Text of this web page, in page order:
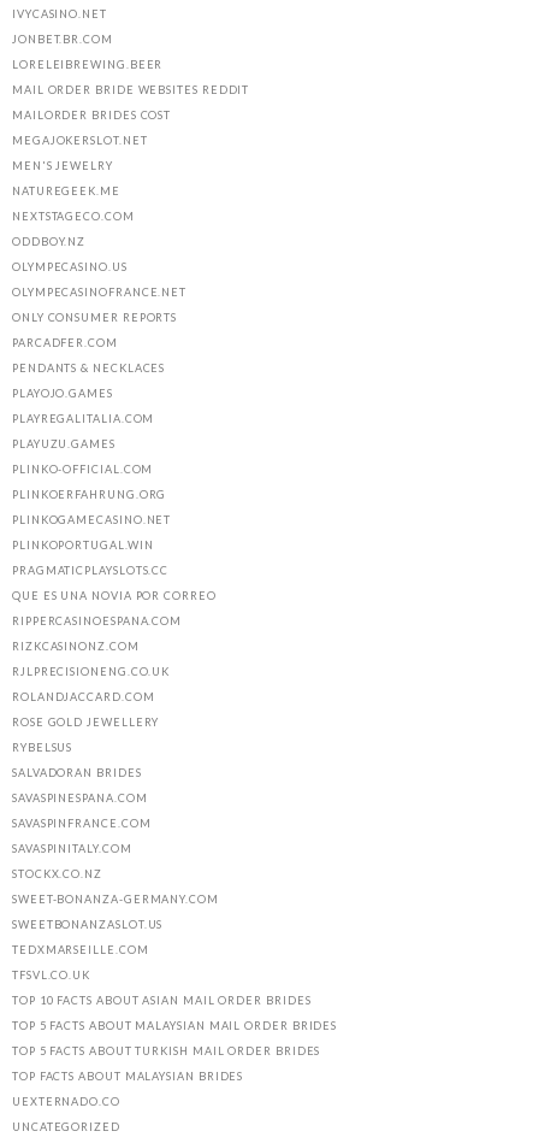
IVYCASINO.NET
JONBET.BR.COM
LORELEIBREWING.BEER
MAIL ORDER BRIDE WEBSITES REDDIT
MAILORDER BRIDES COST
MEGAJOKERSLOT.NET
MEN'S JEWELRY
NATUREGEEK.ME
NEXTSTAGECO.COM
ODDBOY.NZ
OLYMPECASINO.US
OLYMPECASINOFRANCE.NET
ONLY CONSUMER REPORTS
PARCADFER.COM
PENDANTS & NECKLACES
PLAYOJO.GAMES
PLAYREGALITALIA.COM
PLAYUZU.GAMES
PLINKO-OFFICIAL.COM
PLINKOERFAHRUNG.ORG
PLINKOGAMECASINO.NET
PLINKOPORTUGAL.WIN
PRAGMATICPLAYSLOTS.CC
QUE ES UNA NOVIA POR CORREO
RIPPERCASINOESPANA.COM
RIZKCASINONZ.COM
RJLPRECISIONENG.CO.UK
ROLANDJACCARD.COM
ROSE GOLD JEWELLERY
RYBELSUS
SALVADORAN BRIDES
SAVASPINESPANA.COM
SAVASPINFRANCE.COM
SAVASPINITALY.COM
STOCKX.CO.NZ
SWEET-BONANZA-GERMANY.COM
SWEETBONANZASLOT.US
TEDXMARSEILLE.COM
TFSVL.CO.UK
TOP 10 FACTS ABOUT ASIAN MAIL ORDER BRIDES
TOP 5 FACTS ABOUT MALAYSIAN MAIL ORDER BRIDES
TOP 5 FACTS ABOUT TURKISH MAIL ORDER BRIDES
TOP FACTS ABOUT MALAYSIAN BRIDES
UEXTERNADO.CO
UNCATEGORIZED